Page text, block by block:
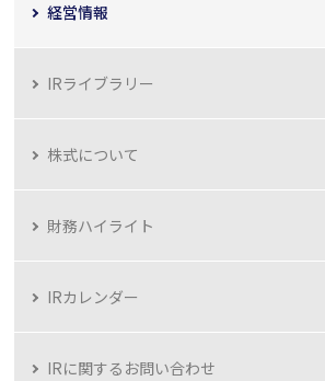
経営情報
IRライブラリー
株式について
財務ハイライト
IRカレンダー
IRに関するお問い合わせ